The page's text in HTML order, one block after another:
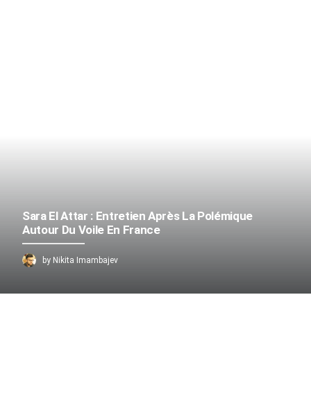
Sara El Attar : Entretien Après La Polémique
Autour Du Voile En France
by Nikita Imambajev